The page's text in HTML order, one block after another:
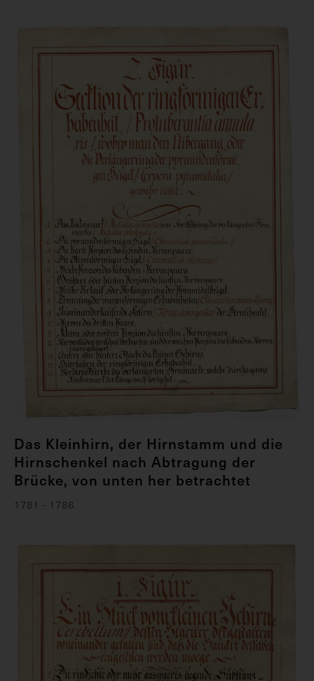
Das Kleinhirn, der Hirnstamm und die
Hirnschenkel nach Abtragung der
Brücke, von unten her betrachtet
1781 - 1786